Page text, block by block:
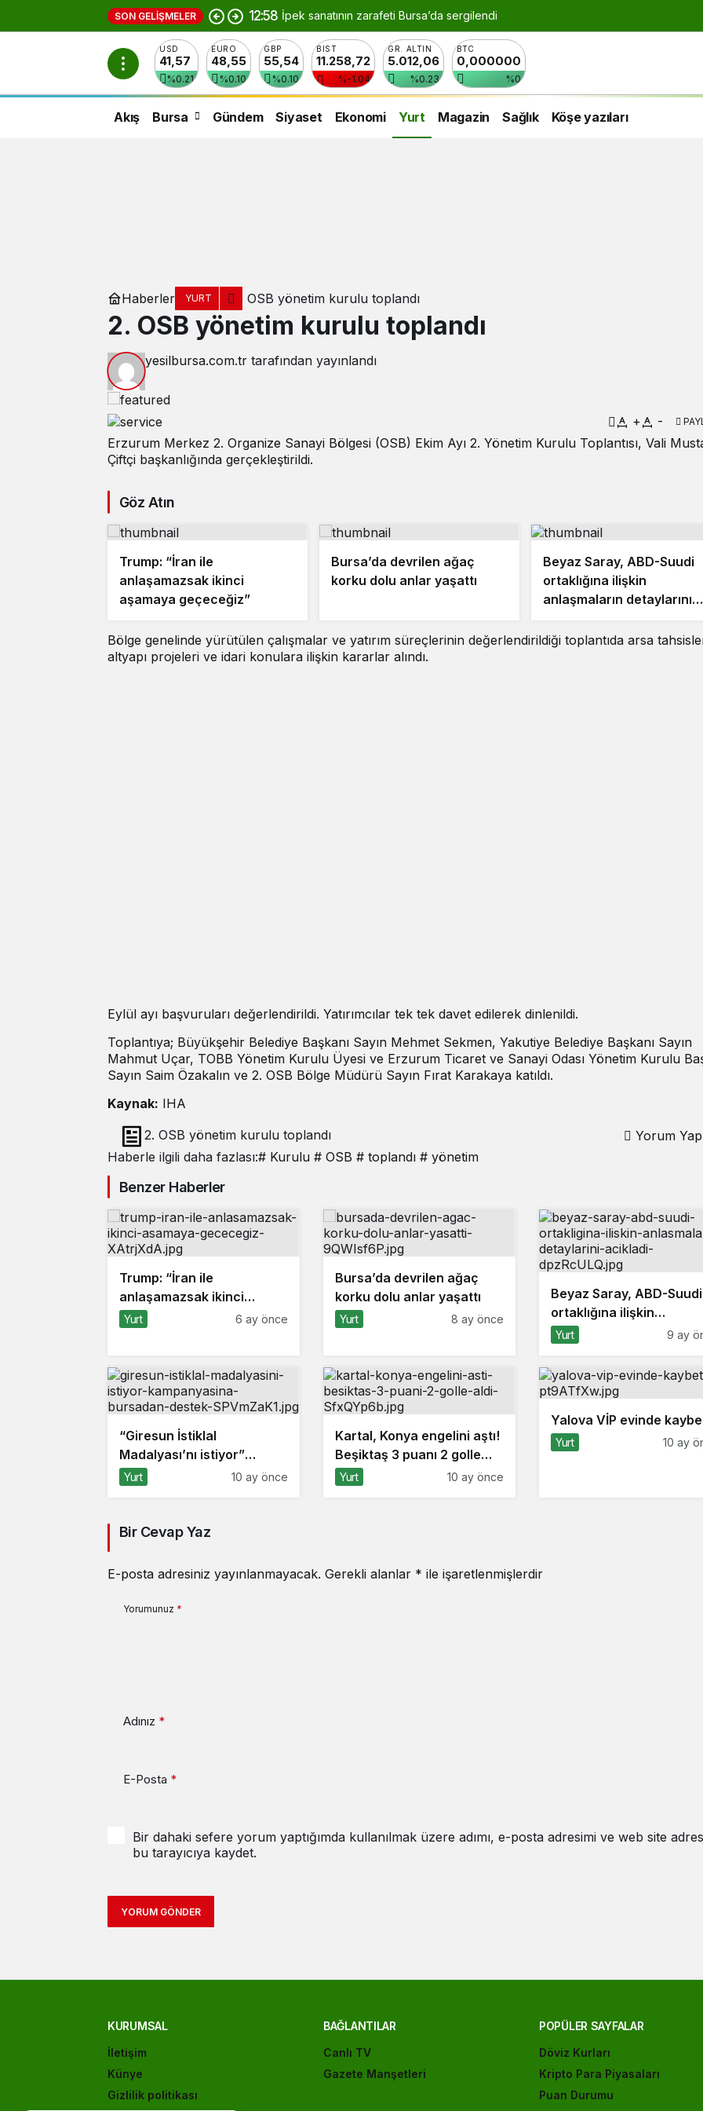
SON GELIŞMELER 12:58 İpek sanatının zarafeti Bursa’da sergilendi
USD
41,57
%0.21
EURO
48,55
%0.10
GBP
55,54
%0.10
BIST
11.258,72
%-1.04
GR. ALTIN
5.012,06
%0.23
BTC
0,000000
%0
Akış Bursa Gündem Siyaset Ekonomi Yurt Magazin Sağlık Köşe yazıları
Haberler YURT 2. OSB yönetim kurulu toplandı
2. OSB yönetim kurulu toplandı
yesilbursa.com.tr tarafından yayınlandı
+ -
Erzurum Merkez 2. Organize Sanayi Bölgesi (OSB) Ekim Ayı 2. Yönetim Kurulu Toplantısı, Vali
Çiftçi başkanlığında gerçekleştirildi.
Göz Atın
Trump: “İran ile
anlaşamazsak ikinci
aşamaya geçeceğiz”
Bursa’da devrilen ağaç
korku dolu anlar yaşattı
Beyaz Saray, ABD-Suudi
ortaklığına ilişkin
anlaşmaların detaylarını
Bölge genelinde yürütülen çalışmalar ve yatırım süreçlerinin değerlendirildiği toplantıda arsa
altyapı projeleri ve idari konulara ilişkin kararlar alındı.
Eylül ayı başvuruları değerlendirildi. Yatırımcılar tek tek davet edilerek dinlenildi.
Toplantıya; Büyükşehir Belediye Başkanı Sayın Mehmet Sekmen, Yakutiye Belediye Başkanı Sayın
Mahmut Uçar, TOBB Yönetim Kurulu Üyesi ve Erzurum Ticaret ve Sanayi Odası Yönetim Kurulu
Sayın Saim Özakalın ve 2. OSB Bölge Müdürü Sayın Fırat Karakaya katıldı.
Kaynak: IHA
2. OSB yönetim kurulu toplandı
Yorum Yap
Haberle ilgili daha fazlası:# Kurulu # OSB # toplandı # yönetim
Benzer Haberler
Trump: “İran ile
anlaşamazsak ikinci
aşamaya geçeceğiz”
Yurt 6 ay önce
Bursa’da devrilen ağaç
korku dolu anlar yaşattı
Yurt 8 ay önce
Beyaz Saray, ABD-Suudi
ortaklığına ilişkin
anlaşmaların detaylarını
Yurt 9 ay
“Giresun İstiklal
Madalyası’nı istiyor”
kampanyasına Bursa’dan
Yurt 10 ay önce
Kartal, Konya engelini aştı!
Beşiktaş 3 puanı 2 golle
aldı
Yurt 10 ay önce
Yalova VİP evinde
Yurt 10 ay
Bir Cevap Yaz
E-posta adresiniz yayınlanmayacak. Gerekli alanlar * ile işaretlenmişlerdir
Yorumunuz *
Adınız *
E-Posta *
Bir dahaki sefere yorum yaptığımda kullanılmak üzere adımı, e-posta adresimi ve web site
bu tarayıcıya kaydet.
YORUM GÖNDER
KURUMSAL
İletişim
Künye
Gizlilik politikası
BAĞLANTILAR
Canlı TV
Gazete Manşetleri
POPÜLER SAYFALAR
Döviz Kurları
Kripto Para Piyasaları
Puan Durumu